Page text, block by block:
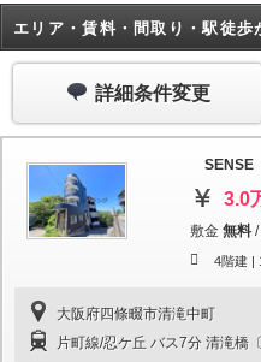
エリア・賃料・間取り・駅徒歩
詳細条件変更
3.0
敷金 無料 /
4階建 |
大阪府四條畷市清滝中町
片町線/忍ケ丘 バス7分 清滝橋